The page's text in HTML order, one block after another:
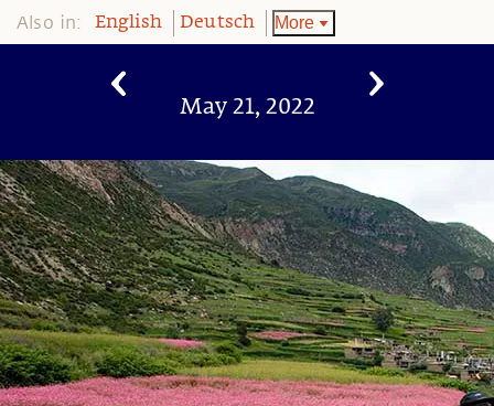
Also in: English Deutsch More
May 21, 2022